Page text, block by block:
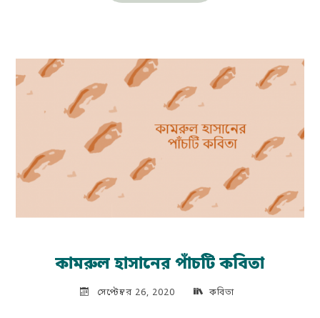
হাসানের
কামরুল হাসানের পাঁচটি কবিতা
সেপ্টেম্বর 26, 2020 কবিতা